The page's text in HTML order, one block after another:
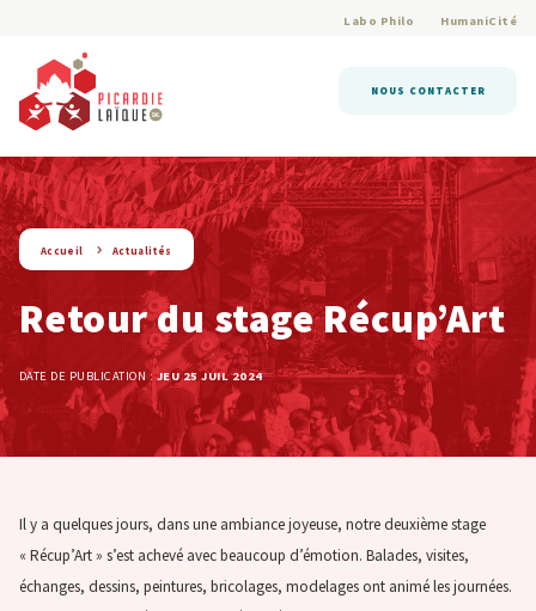
Labo Philo HumaniCité
NOUS CONTACTER
string(9) « actualite »
Accueil Actualités
Retour du stage Récup’Art
DATE DE PUBLICATION :JEU 25 JUIL 2024
Il y a quelques jours, dans une ambiance joyeuse, notre deuxième stage
« Récup’Art » s’est achevé avec beaucoup d’émotion. Balades, visites,
échanges, dessins, peintures, bricolages, modelages ont animé les journées.